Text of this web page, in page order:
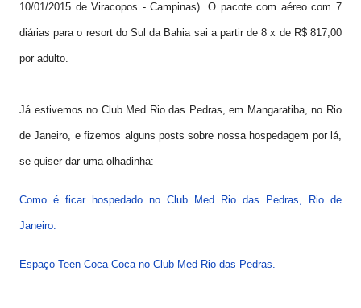
10/01/2015 de Viracopos - Campinas). O pacote com aéreo com 7
diárias para o resort do Sul da Bahia sai a partir de 8 x de R$ 817,00
por adulto.
Já estivemos no Club Med Rio das Pedras, em Mangaratiba, no Rio
de Janeiro, e fizemos alguns posts sobre nossa hospedagem por lá,
se quiser dar uma olhadinha:
Como é ficar hospedado no Club Med Rio das Pedras, Rio de
Janeiro.
Espaço Teen Coca-Coca no Club Med Rio das Pedras.